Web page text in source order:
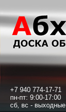
+7 940 774-17-71
пн-пт: 9:00-17:00
сб, вс - выходные